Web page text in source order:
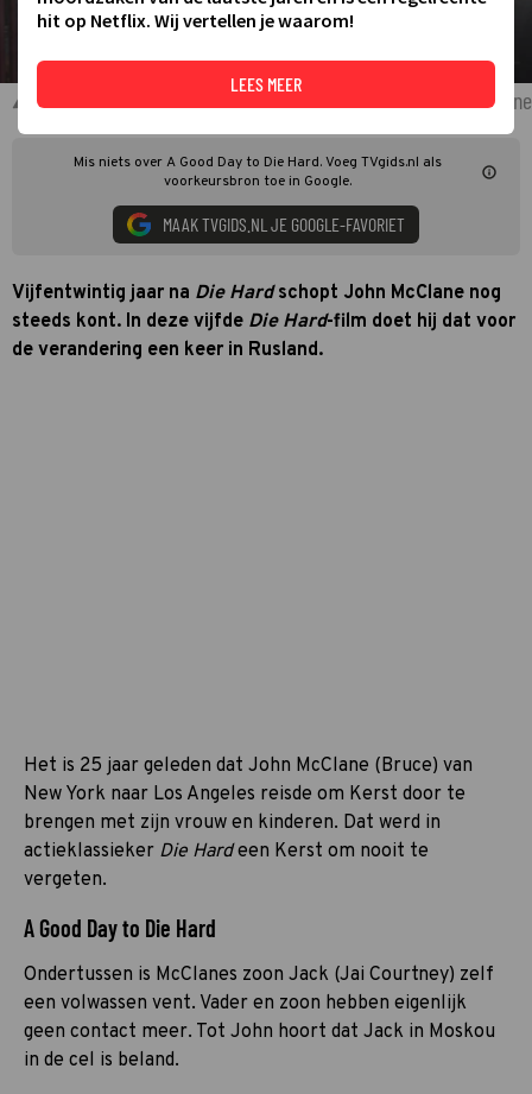
Bruce Willis als John McClane en Jai Courtney als Jack McClane
Mis niets over A Good Day to Die Hard. Voeg TVgids.nl als
voorkeursbron toe in Google.
MAAK TVGIDS.NL JE GOOGLE-FAVORIET
Vijfentwintig jaar na Die Hardschopt John McClane nog
steeds kont. In deze vijfde Die Hard-film doet hij dat voor
de verandering een keer in Rusland.
Het is 25 jaar geleden dat John McClane (Bruce) van
New York naar Los Angeles reisde om Kerst door te
brengen met zijn vrouw en kinderen. Dat werd in
actieklassieker Die Hardeen Kerst om nooit te
vergeten.
A Good Day to Die Hard
Ondertussen is McClanes zoon Jack (Jai Courtney) zelf
een volwassen vent. Vader en zoon hebben eigenlijk
geen contact meer. Tot John hoort dat Jack in Moskou
in de cel is beland.
hit op Netflix. Wij vertellen je waarom!
LEES MEER